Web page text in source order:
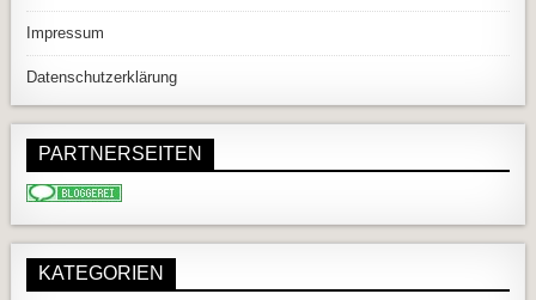
Impressum
Datenschutzerklärung
PARTNERSEITEN
KATEGORIEN